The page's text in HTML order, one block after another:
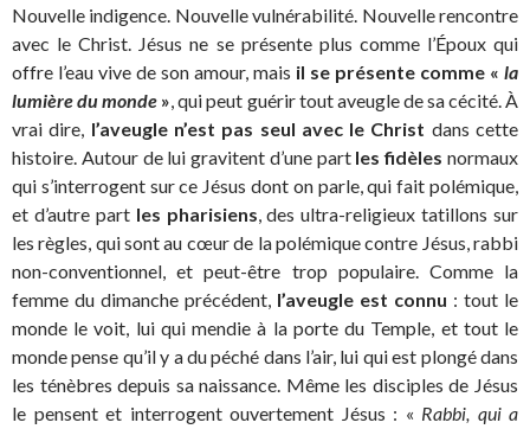
Nouvelle indigence. Nouvelle vulnérabilité. Nouvelle rencontre
avec le Christ. Jésus ne se présente plus comme l’Époux qui
offre l’eau vive de son amour, mais il se présente comme « la
lumière du monde », qui peut guérir tout aveugle de sa cécité. À
vrai dire, l’aveugle n’est pas seul avec le Christ dans cette
histoire. Autour de lui gravitent d’une partles fidèles normaux
qui s’interrogent sur ce Jésus dont on parle, qui fait polémique,
et d’autre part les pharisiens, des ultra-religieux tatillons sur
les règles, qui sont au cœur de la polémique contre Jésus, rabbi
non-conventionnel, et peut-être trop populaire. Comme la
femme du dimanche précédent, l’aveugle est connu : tout le
monde le voit, lui qui mendie à la porte du Temple, et tout le
monde pense qu’il y a du péché dans l’air, lui qui est plongé dans
les ténèbres depuis sa naissance. Même les disciples de Jésus
le pensent et interrogent ouvertement Jésus : « Rabbi, qui a